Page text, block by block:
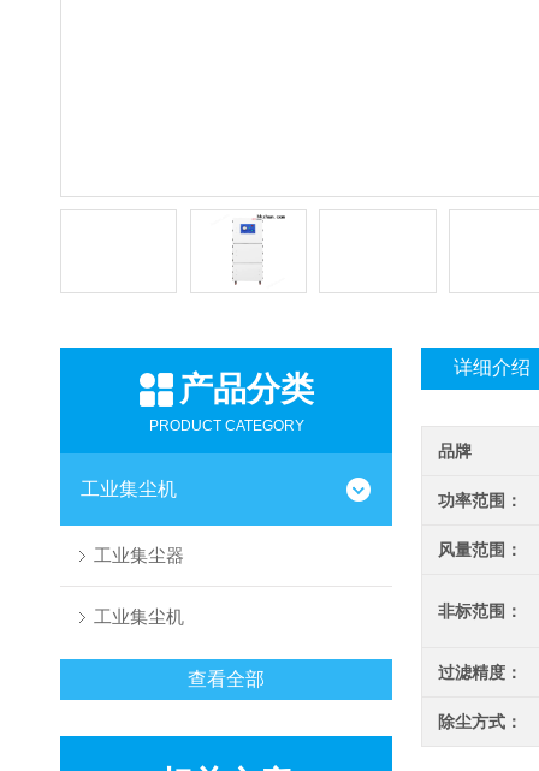
产品分类
PRODUCT CATEGORY
工业集尘机
工业集尘器
工业集尘机
查看全部
详细介绍
品牌
功率范围：
风量范围：
非标范围：
过滤精度：
除尘方式：